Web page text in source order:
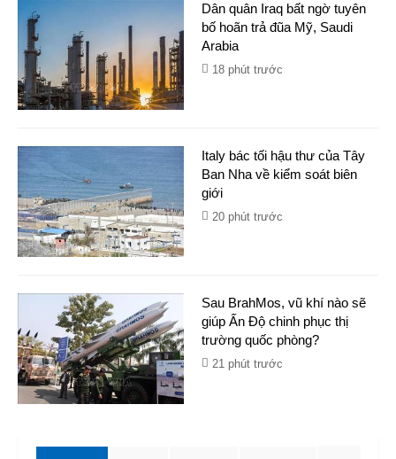
Dân quân Iraq bất ngờ tuyên
bố hoãn trả đũa Mỹ, Saudi
Arabia
18 phút trước
Italy bác tối hậu thư của Tây
Ban Nha về kiểm soát biên
giới
20 phút trước
Sau BrahMos, vũ khí nào sẽ
giúp Ấn Độ chinh phục thị
trường quốc phòng?
21 phút trước